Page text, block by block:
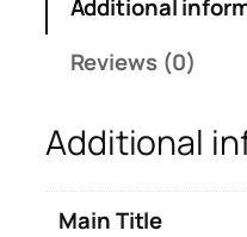
n
a
t
Additional
Reviews (0)
Additional
Main Title